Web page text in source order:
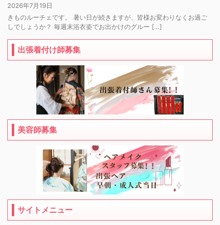
2026年7月19日
きものルーチェです。 暑い日が続きますが、皆様お変わりなくお過ご
しでしょうか？ 毎週末浴衣姿でお出かけのグルー […]
出張着付け師募集
美容師募集
サイトメニュー